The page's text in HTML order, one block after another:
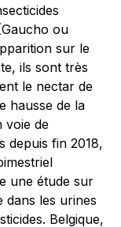
ou
sur le
ils sont très
le nectar de
hausse de la
voie de
depuis fin 2018,
une étude sur
dans les urines
Belgique,